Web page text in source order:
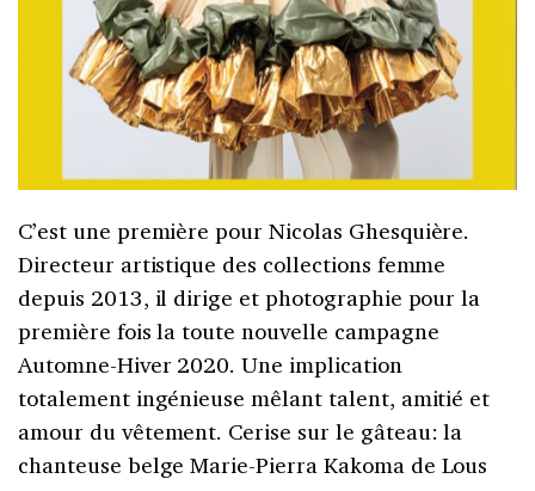
C’est une première pour Nicolas Ghesquière.
Directeur artistique des collections femme
depuis 2013, il dirige et photographie pour la
première fois la toute nouvelle campagne
Automne-Hiver 2020. Une implication
totalement ingénieuse mêlant talent, amitié et
amour du vêtement. Cerise sur le gâteau: la
chanteuse belge Marie-Pierra Kakoma de Lous